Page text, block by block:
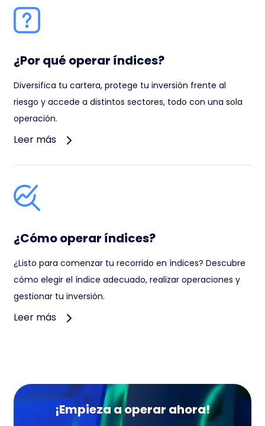
¿Por qué operar índices?
Diversifica tu cartera, protege tu inversión frente al
riesgo y accede a distintos sectores, todo con una sola
operación.
Leer más
¿Cómo operar índices?
¿Listo para comenzar tu recorrido en índices? Descubre
cómo elegir el índice adecuado, realizar operaciones y
gestionar tu inversión.
Leer más
¡Empieza a operar ahora!